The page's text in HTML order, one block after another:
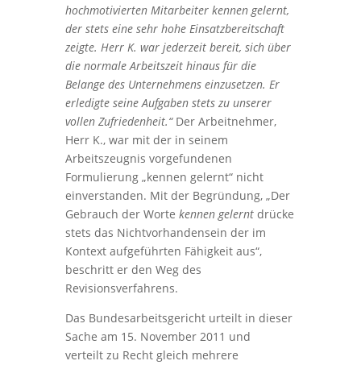
hochmotivierten Mitarbeiter kennen gelernt,
der stets eine sehr hohe Einsatzbereitschaft
zeigte. Herr K. war jederzeit bereit, sich über
die normale Arbeitszeit hinaus für die
Belange des Unternehmens einzusetzen. Er
erledigte seine Aufgaben stets zu unserer
vollen Zufriedenheit.“ Der Arbeitnehmer,
Herr K., war mit der in seinem
Arbeitszeugnis vorgefundenen
Formulierung „kennen gelernt“ nicht
einverstanden. Mit der Begründung, „Der
Gebrauch der Worte kennen gelerntdrücke
stets das Nichtvorhandensein der im
Kontext aufgeführten Fähigkeit aus“,
beschritt er den Weg des
Revisionsverfahrens.
Das Bundesarbeitsgericht urteilt in dieser
Sache am 15. November 2011 und
verteilt zu Recht gleich mehrere